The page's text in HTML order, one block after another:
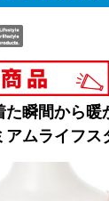
瞬間から
アムライフス